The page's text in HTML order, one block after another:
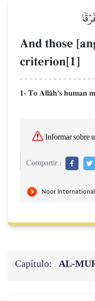
And those
criterion[1]
1- To AllŒh's human
Informar sobre
Compartir :
Capítulo: